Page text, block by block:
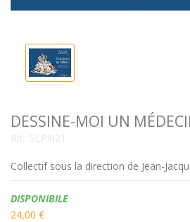
DESSINE-MOI UN
Rif.: SLPl821
Collectif sous la direction de Jean-
Disponibilità:
DISPONIBILE
24,00 €